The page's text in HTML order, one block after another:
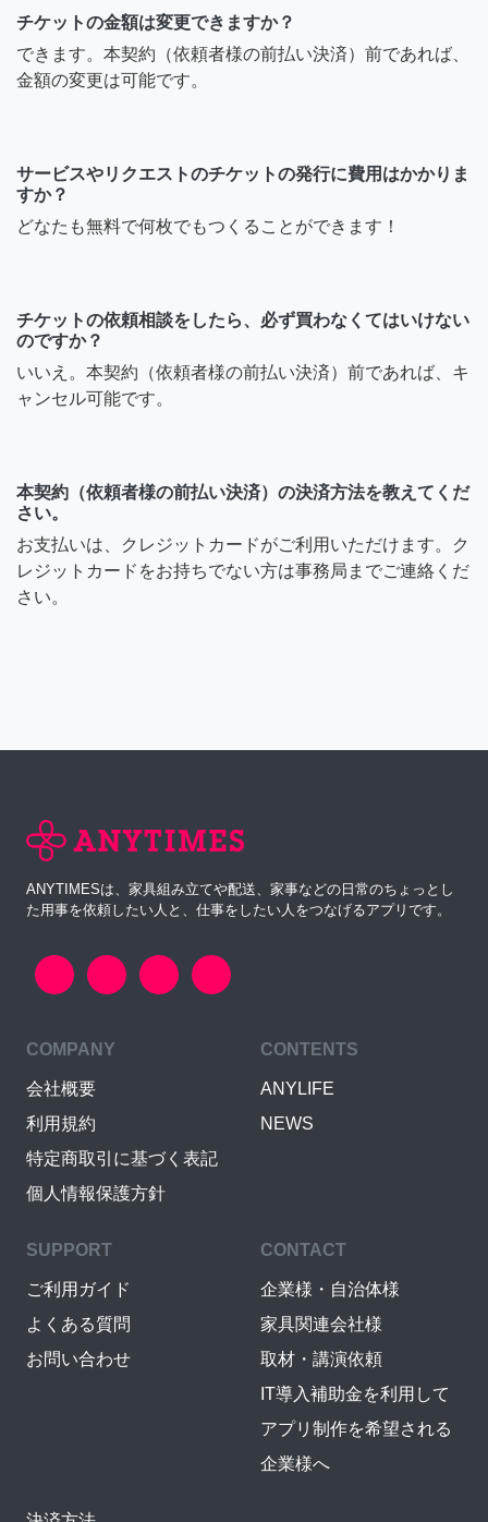
チケットの金額は変更できますか？
できます。本契約（依頼者様の前払い決済）前であれば、
金額の変更は可能です。
サービスやリクエストのチケットの発行に費用はかかりま
すか？
どなたも無料で何枚でもつくることができます！
チケットの依頼相談をしたら、必ず買わなくてはいけない
のですか？
いいえ。本契約（依頼者様の前払い決済）前であれば、キ
ャンセル可能です。
本契約（依頼者様の前払い決済）の決済方法を教えてくだ
さい。
お支払いは、クレジットカードがご利用いただけます。ク
レジットカードをお持ちでない方は事務局までご連絡くだ
さい。
ANYTIMESは、家具組み立てや配送、家事などの日常のちょっとし
た用事を依頼したい人と、仕事をしたい人をつなげるアプリです。
COMPANY
会社概要
利用規約
特定商取引に基づく表記
個人情報保護方針
CONTENTS
ANYLIFE
NEWS
SUPPORT
ご利用ガイド
よくある質問
お問い合わせ
CONTACT
企業様・自治体様
家具関連会社様
取材・講演依頼
IT導入補助金を利用して
アプリ制作を希望される
企業様へ